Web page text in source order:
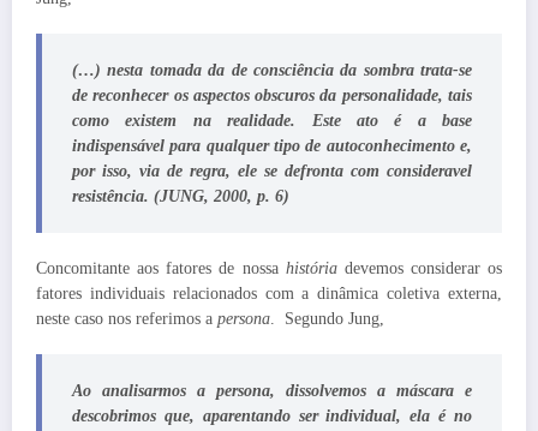
(…) nesta tomada da de consciência da sombra trata-se
de reconhecer os aspectos obscuros da personalidade, tais
como existem na realidade. Este ato é a base
indispensável para qualquer tipo de autoconhecimento e,
por isso, via de regra, ele se defronta com consideravel
resistência. (JUNG, 2000, p. 6)
Concomitante aos fatores de nossa históriadevemos considerar os
fatores individuais relacionados com a dinâmica coletiva externa,
neste caso nos referimos a persona . Segundo Jung,
Ao analisarmos a persona, dissolvemos a máscara e
descobrimos que, aparentando ser individual, ela é no